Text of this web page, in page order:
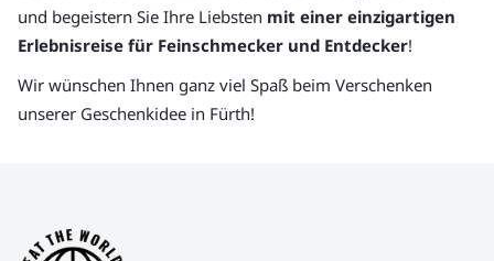
und begeistern Sie Ihre Liebsten mit einer einzigartigen
Erlebnisreise für Feinschmecker und Entdecker!
Wir wünschen Ihnen ganz viel Spaß beim Verschenken
unserer Geschenkidee in Fürth!